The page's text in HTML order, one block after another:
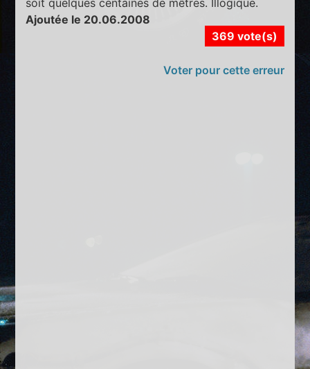
soit quelques centaines de mêtres. Illogique.
Ajoutée le 20.06.2008
369 vote(s)
Voter pour cette erreur